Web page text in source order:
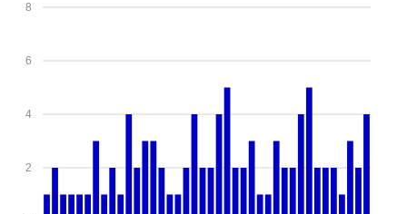
2
4
6
8